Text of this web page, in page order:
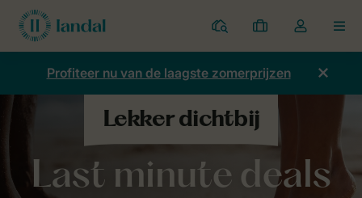
Parken
Mijn
boekingen
Open
de
dropdown
Profiteer nu van de laagste zomerprijzen
Last minute deals